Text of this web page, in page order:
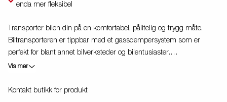
enda mer fleksibel
Transporter bilen din på en komfortabel, pålitelig og trygg måte.
Biltransporteren er tippbar med et gassdempersystem som er
perfekt for blant annet bilverksteder og bilentusiaster.
Kombinasjonen av tipp og ramper (standardutstyr) gir lav
gang. Takket være de brede rampene på plattformen og den lave
Vis mer
Kontakt butikk for produkt